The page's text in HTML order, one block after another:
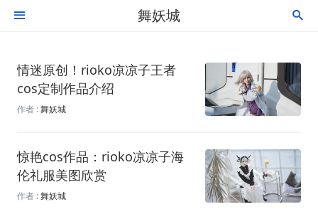
 舞妖城 
情迷原创！rioko凉凉子王者
cos定制作品介绍
作者 :舞妖城
惊艳cos作品：rioko凉凉子海
伦礼服美图欣赏
作者 :舞妖城